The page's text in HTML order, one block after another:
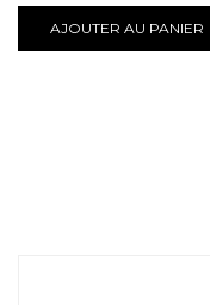
AJOUTER AU PANIER